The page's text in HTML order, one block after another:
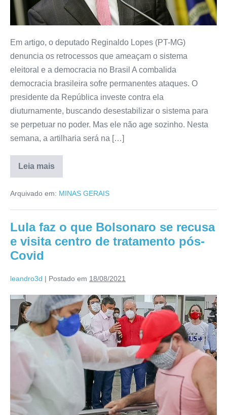
Em artigo, o deputado Reginaldo Lopes (PT-MG)
denuncia os retrocessos que ameaçam o sistema
eleitoral e a democracia no Brasil A combalida
democracia brasileira sofre permanentes ataques. O
presidente da República investe contra ela
diuturnamente, buscando desestabilizar o sistema para
se perpetuar no poder. Mas ele não age sozinho. Nesta
semana, a artilharia será na […]
Leia mais
Arquivado em: MINAS GERAIS
Lula faz o que Bolsonaro se recusa
e visita centro de tratamento pós-
Covid
leandro3d | Postado em 18/08/2021